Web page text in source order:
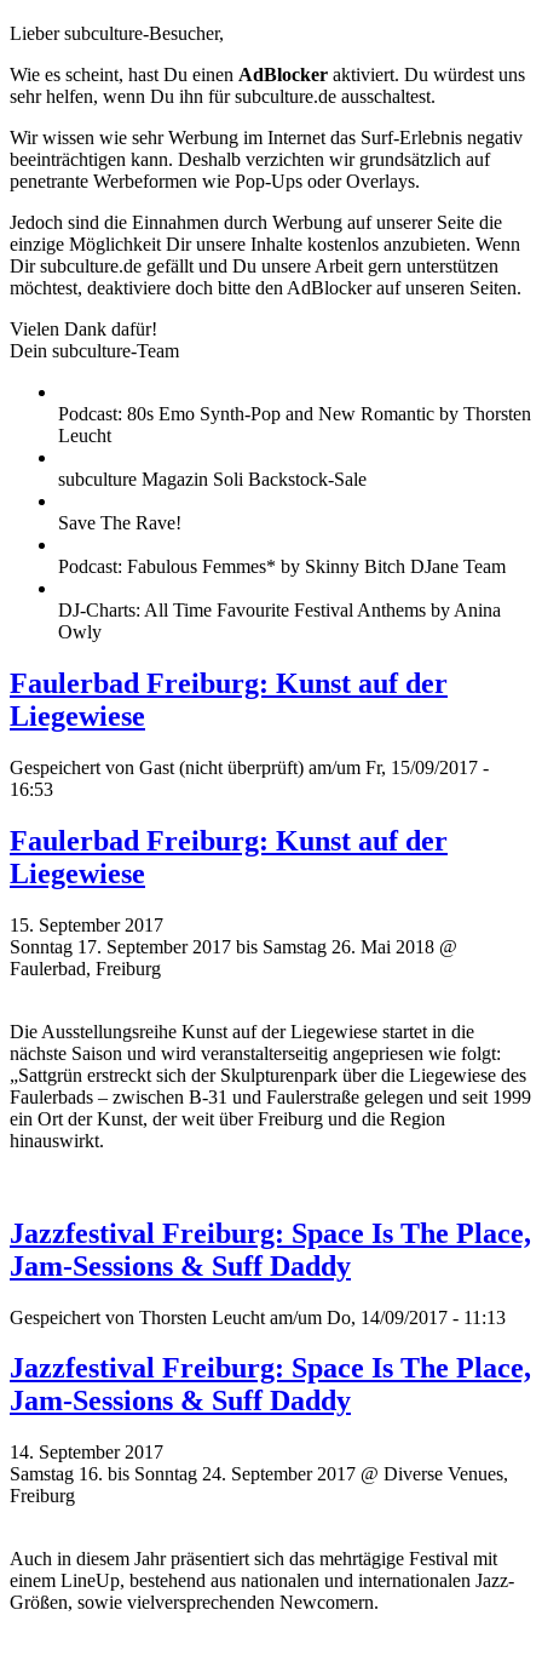
Lieber subculture-Besucher,
Wie es scheint, hast Du einen AdBlocker aktiviert. Du würdest uns
sehr helfen, wenn Du ihn für subculture.de ausschaltest.
Wir wissen wie sehr Werbung im Internet das Surf-Erlebnis negativ
beeinträchtigen kann. Deshalb verzichten wir grundsätzlich auf
penetrante Werbeformen wie Pop-Ups oder Overlays.
Jedoch sind die Einnahmen durch Werbung auf unserer Seite die
einzige Möglichkeit Dir unsere Inhalte kostenlos anzubieten. Wenn
Dir subculture.de gefällt und Du unsere Arbeit gern unterstützen
möchtest, deaktiviere doch bitte den AdBlocker auf unseren Seiten.
Vielen Dank dafür!
Dein subculture-Team
Podcast: 80s Emo Synth-Pop and New Romantic by Thorsten
Leucht
subculture Magazin Soli Backstock-Sale
Save The Rave!
Podcast: Fabulous Femmes* by Skinny Bitch DJane Team
DJ-Charts: All Time Favourite Festival Anthems by Anina
Owly
Faulerbad Freiburg: Kunst auf der
Liegewiese
Gespeichert von Gast (nicht überprüft) am/um Fr, 15/09/2017 -
16:53
Faulerbad Freiburg: Kunst auf der
Liegewiese
15. September 2017
Sonntag 17. September 2017 bis Samstag 26. Mai 2018 @
Faulerbad, Freiburg
Die Ausstellungsreihe Kunst auf der Liegewiese startet in die
nächste Saison und wird veranstalterseitig angepriesen wie folgt:
„Sattgrün erstreckt sich der Skulpturenpark über die Liegewiese des
Faulerbads – zwischen B-31 und Faulerstraße gelegen und seit 1999
ein Ort der Kunst, der weit über Freiburg und die Region
hinauswirkt.
Jazzfestival Freiburg: Space Is The Place,
Jam-Sessions & Suff Daddy
Gespeichert von Thorsten Leucht am/um Do, 14/09/2017 - 11:13
Jazzfestival Freiburg: Space Is The Place,
Jam-Sessions & Suff Daddy
14. September 2017
Samstag 16. bis Sonntag 24. September 2017 @ Diverse Venues,
Freiburg
Auch in diesem Jahr präsentiert sich das mehrtägige Festival mit
einem LineUp, bestehend aus nationalen und internationalen Jazz-
Größen, sowie vielversprechenden Newcomern.